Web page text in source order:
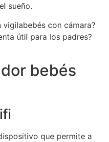
sueño.
con cámara?
útil para los padres?
bebés
que permite a